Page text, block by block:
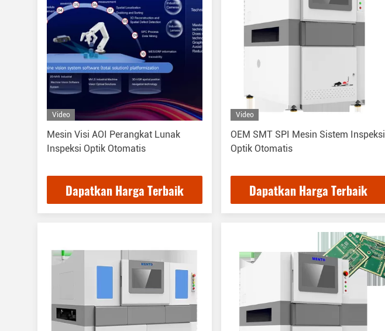
Video
Mesin Visi AOI Perangkat Lunak
Inspeksi Optik Otomatis
Dapatkan Harga Terbaik
Video
OEM SMT SPI Mesin Sistem Inspeksi
Optik Otomatis
Dapatkan Harga Terbaik